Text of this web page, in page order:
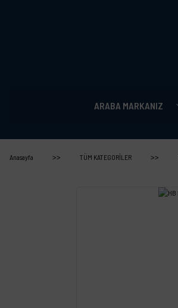
ARABA MARKANIZ
Anasayfa TÜM KATEGORİLER